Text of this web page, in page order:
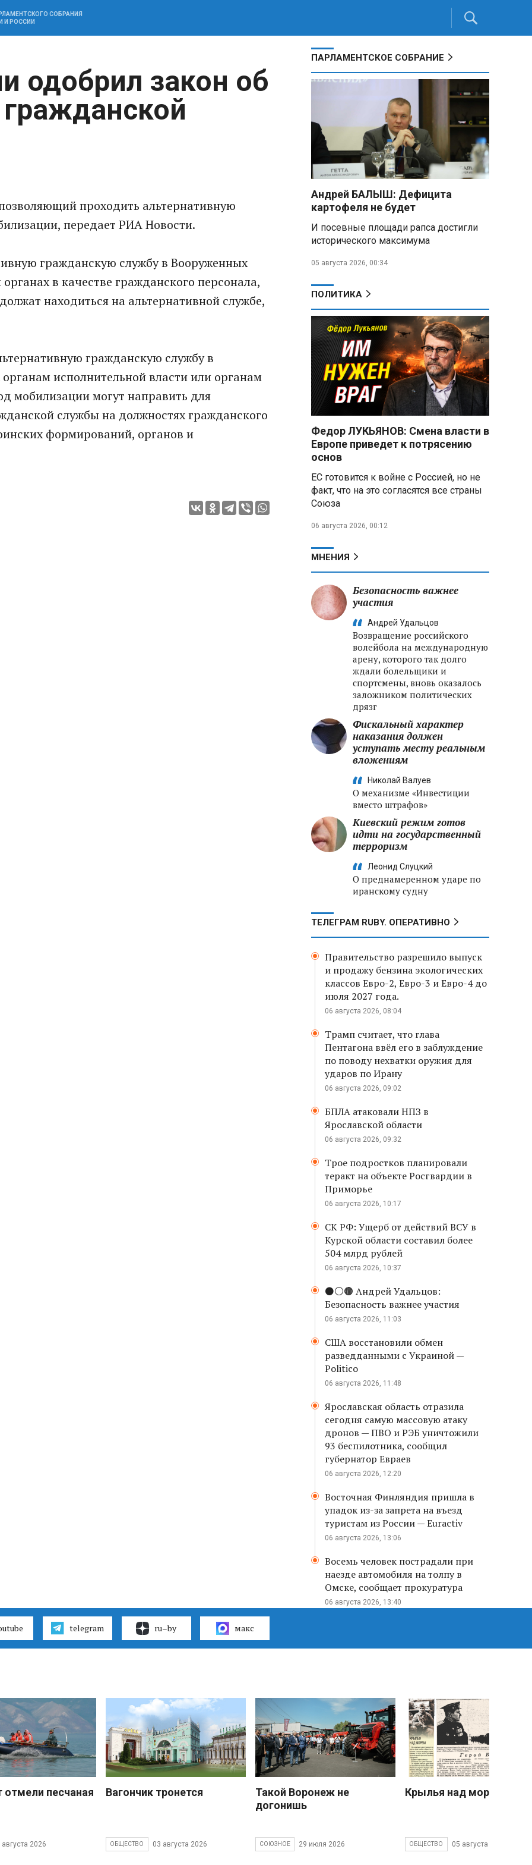
СОБРАНИЯ
И РОССИИ
одобрил закон об
проходить альтернативную
передает РИА Новости.
гражданскую службу в Вооруженных
в качестве гражданского персонала,
находиться на альтернативной службе,
гражданскую службу в
исполнительной власти или органам
мобилизации могут направить для
службы на должностях гражданского
формирований, органов и
ПАРЛАМЕНТСКОЕ СОБРАНИЕ
Андрей БАЛЫШ: Дефицита
картофеля не будет
И посевные площади рапса достигли
исторического максимума
05 августа 2026, 00:34
ПОЛИТИКА
Федор ЛУКЬЯНОВ: Смена власти в
Европе приведет к потрясению
основ
ЕС готовится к войне с Россией, но не
факт, что на это согласятся все страны
Союза
06 августа 2026, 00:12
МНЕНИЯ
Безопасность важнее
участия
Андрей Удальцов
Возвращение российского
волейбола на международную
арену, которого так долго
ждали болельщики и
спортсмены, вновь оказалось
заложником политических
дрязг
Фискальный характер
наказания должен
уступать месту реальным
вложениям
Николай Валуев
О механизме «Инвестиции
вместо штрафов»
Киевский режим готов
идти на государственный
терроризм
Леонид Слуцкий
О преднамеренном ударе по
иранскому судну
ТЕЛЕГРАМ RUBY. ОПЕРАТИВНО
Правительство разрешило выпуск
и продажу бензина экологических
классов Евро-2, Евро-3 и Евро-4 до
июля 2027 года.
06 августа 2026, 08:04
Трамп считает, что глава
Пентагона ввёл его в заблуждение
по поводу нехватки оружия для
ударов по Ирану
06 августа 2026, 09:02
БПЛА атаковали НПЗ в
Ярославской области
06 августа 2026, 09:32
Трое подростков планировали
теракт на объекте Росгвардии в
Приморье
06 августа 2026, 10:17
СК РФ: Ущерб от действий ВСУ в
Курской области составил более
504 млрд рублей
06 августа 2026, 10:37
⚫️⚪️🟤 Андрей Удальцов:
Безопасность важнее участия
06 августа 2026, 11:03
США восстановили обмен
разведданными с Украиной —
Politico
06 августа 2026, 11:48
Ярославская область отразила
сегодня самую массовую атаку
дронов — ПВО и РЭБ уничтожили
93 беспилотника, сообщил
губернатор Евраев
06 августа 2026, 12:20
Восточная Финляндия пришла в
упадок из-за запрета на въезд
туристам из России — Euractiv
06 августа 2026, 13:06
Восемь человек пострадали при
наезде автомобиля на толпу в
Омске, сообщает прокуратура
06 августа 2026, 13:40
telegram ru–by макс
песчаная
августа 2026
Вагончик тронется
ОБЩЕСТВО 03 августа 2026
Такой Воронеж не
догонишь
СОЮЗНОЕ 29 июля 2026
Крылья над морем
ОБЩЕСТВО 05 августа 2026